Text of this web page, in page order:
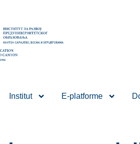
Institut E-platforme